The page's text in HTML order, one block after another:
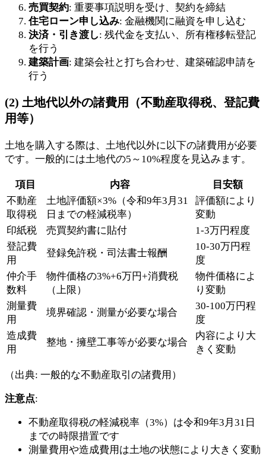
売買契約: 重要事項説明を受け、契約を締結
住宅ローン申し込み: 金融機関に融資を申し込む
決済・引き渡し: 残代金を支払い、所有権移転登記
を行う
建築計画: 建築会社と打ち合わせ、建築確認申請を
行う
(2) 土地代以外の諸費用（不動産取得税、登記費
用等）
土地を購入する際は、土地代以外に以下の諸費用が必要
です。一般的には土地代の5～10%程度を見込みます。
項目 内容
目安額
不動産
取得税
土地評価額×3%（令和9年3月31
日までの軽減税率）
評価額により
変動
印紙税
売買契約書に貼付
1-3万円程度
登記費
用
登録免許税・司法書士報酬
10-30万円程
度
仲介手
数料
物件価格の3%+6万円+消費税
（上限）
物件価格によ
り変動
測量費
用
境界確認・測量が必要な場合
30-100万円程
度
造成費
用
整地・擁壁工事等が必要な場合
内容により大
きく変動
（出典: 一般的な不動産取引の諸費用）
注意点:
不動産取得税の軽減税率（3%）は令和9年3月31日
までの時限措置です
測量費用や造成費用は土地の状態により大きく変動